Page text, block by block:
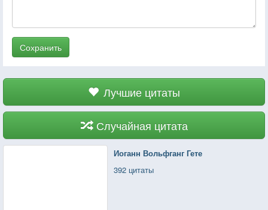
Сохранить
Лучшие цитаты
Случайная цитата
Иоганн Вольфганг Гете
392 цитаты